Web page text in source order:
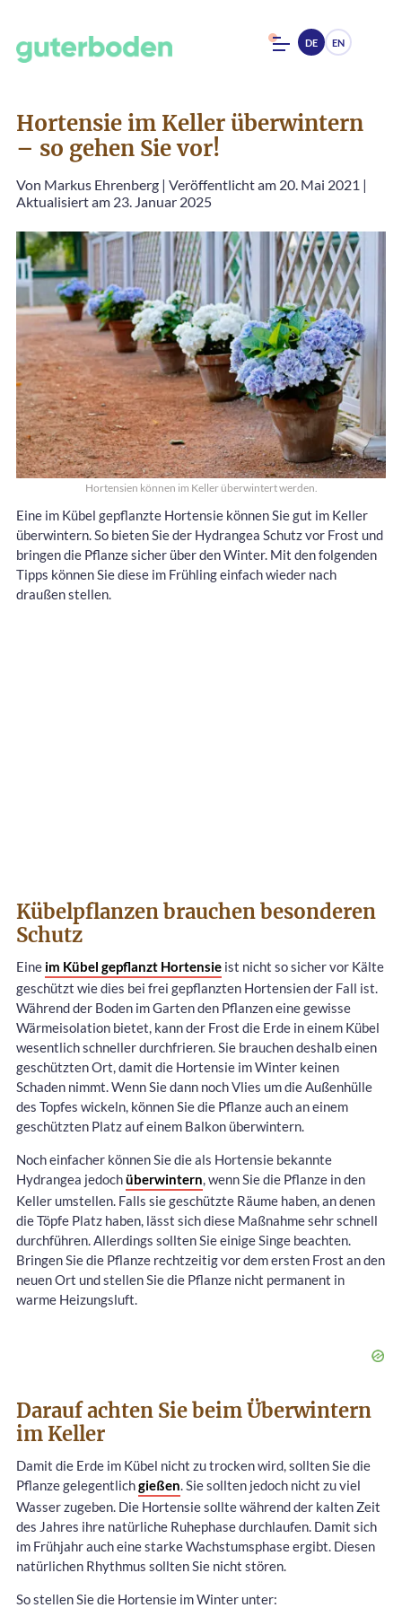
DE EN
Hortensie im Keller überwintern
– so gehen Sie vor!
Von Markus Ehrenberg | Veröffentlicht am 20. Mai 2021 |
Aktualisiert am 23. Januar 2025
Hortensien können im Keller überwintert werden.
Eine im Kübel gepflanzte Hortensie können Sie gut im Keller
überwintern. So bieten Sie der Hydrangea Schutz vor Frost und
bringen die Pflanze sicher über den Winter. Mit den folgenden
Tipps können Sie diese im Frühling einfach wieder nach
draußen stellen.
Kübelpflanzen brauchen besonderen
Schutz
Eine im Kübel gepflanzt Hortensie ist nicht so sicher vor Kälte
geschützt wie dies bei frei gepflanzten Hortensien der Fall ist.
Während der Boden im Garten den Pflanzen eine gewisse
Wärmeisolation bietet, kann der Frost die Erde in einem Kübel
wesentlich schneller durchfrieren. Sie brauchen deshalb einen
geschützten Ort, damit die Hortensie im Winter keinen
Schaden nimmt. Wenn Sie dann noch Vlies um die Außenhülle
des Topfes wickeln, können Sie die Pflanze auch an einem
geschützten Platz auf einem Balkon überwintern.
Noch einfacher können Sie die als Hortensie bekannte
Hydrangea jedochüberwintern , wenn Sie die Pflanze in den
Keller umstellen. Falls sie geschützte Räume haben, an denen
die Töpfe Platz haben, lässt sich diese Maßnahme sehr schnell
durchführen. Allerdings sollten Sie einige Singe beachten.
Bringen Sie die Pflanze rechtzeitig vor dem ersten Frost an den
neuen Ort und stellen Sie die Pflanze nicht permanent in
warme Heizungsluft.
Darauf achten Sie beim Überwintern
im Keller
Damit die Erde im Kübel nicht zu trocken wird, sollten Sie die
Pflanze gelegentlichgießen . Sie sollten jedoch nicht zu viel
Wasser zugeben. Die Hortensie sollte während der kalten Zeit
des Jahres ihre natürliche Ruhephase durchlaufen. Damit sich
im Frühjahr auch eine starke Wachstumsphase ergibt. Diesen
natürlichen Rhythmus sollten Sie nicht stören.
So stellen Sie die Hortensie im Winter unter: